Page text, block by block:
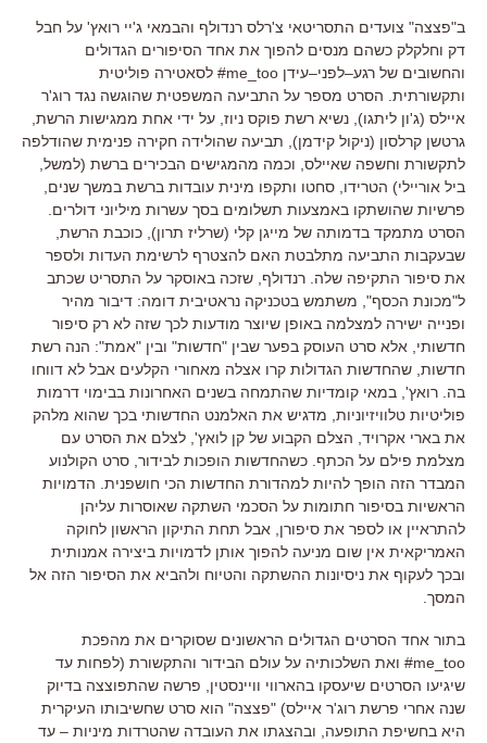
ב"פצצה" צועדים התסריטאי צ'רלס רנדולף והבמאי ג'יי רואץ' על חבל
דק וחלקלק כשהם מנסים להפוך את אחד הסיפורים הגדולים
והחשובים של רגע–לפני–עידן me_too#
לסאטירה פוליטית
ותקשורתית. הסרט מספר על התביעה המשפטית שהוגשה נגד רוג'ר
איילס (ג'ון ליתגו), נשיא רשת פוקס ניוז, על ידי אחת ממגישות הרשת,
גרטשן קרלסון (ניקול קידמן), תביעה שהולידה חקירה פנימית שהודלפה
לתקשורת וחשפה שאיילס, וכמה מהמגישים הבכירים ברשת (למשל,
ביל אוריילי) הטרידו, סחטו ותקפו מינית עובדות ברשת במשך שנים,
פרשיות שהושתקו באמצעות תשלומים בסך עשרות מיליוני דולרים.
הסרט מתמקד בדמותה של מייגן קלי (שרליז תרון), כוכבת הרשת,
שבעקבות התביעה מתלבטת האם להצטרף לרשימת העדות ולספר
את סיפור התקיפה שלה. רנדולף, שזכה באוסקר על התסריט שכתב
ל"מכונת הכסף", משתמש בטכניקה נראטיבית דומה: דיבור מהיר
ופנייה ישירה למצלמה באופן שיוצר מודעות לכך שזה לא רק סיפור
חדשותי, אלא סרט העוסק בפער שבין "חדשות" ובין "אמת": הנה רשת
חדשות, שהחדשות הגדולות קרו אצלה מאחורי הקלעים אבל לא דווחו
בה. רואץ', במאי קומדיות שהתמחה בשנים האחרונות בבימוי דרמות
פוליטיות טלוויזיוניות, מדגיש את האלמנט החדשותי בכך שהוא מלהק
את בארי אקרויד, הצלם הקבוע של קן לואץ', לצלם את הסרט עם
מצלמת פילם על הכתף. כשהחדשות הופכות לבידור, סרט הקולנוע
המבדר הזה הופך להיות למהדורת החדשות הכי חושפנית. הדמויות
הראשיות בסיפור חתומות על הסכמי השתקה שאוסרות עליהן
להתראיין או לספר את סיפורן, אבל תחת התיקון הראשון לחוקה
האמריקאית אין שום מניעה להפוך אותן לדמויות ביצירה אמנותית
ובכך לעקוף את ניסיונות ההשתקה והטיוח ולהביא את הסיפור הזה אל
המסך.
בתור אחד הסרטים הגדולים הראשונים שסוקרים את מהפכת
me_too#
ואת השלכותיה על עולם הבידור והתקשורת (לפחות עד
שיגיעו הסרטים שיעסקו בהארווי וויינסטין, פרשה שהתפוצצה בדיוק
שנה אחרי פרשת רוג'ר איילס) "פצצה" הוא סרט שחשיבותו העיקרית
היא בחשיפת התופעה, ובהצגתו את העובדה שהטרדות מיניות – עד